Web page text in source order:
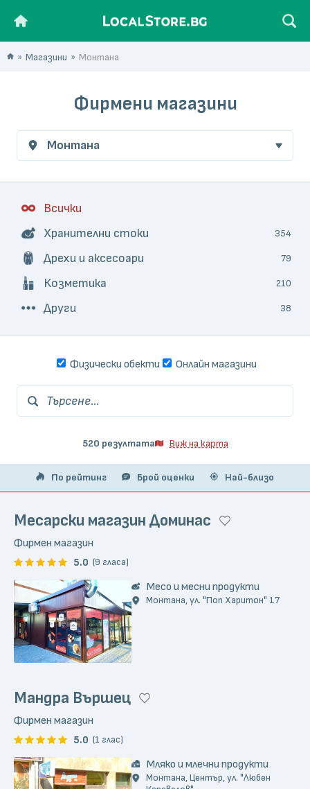
Магазини Монтана
Фирмени магазини
Монтана
Всички
Хранителни стоки
354
Дрехи и аксесоари 79
Козметика 210
Други 38
Физически обекти Онлайн магазини
Търсене...
520 резултата Виж на карта
По рейтинг Брой оценки Най-близо
Месарски магазин Доминас
Фирмен магазин
5.0 (9 гласа)
Месо и месни продукти
Монтана, ул. "Поп Харитон" 17
Мандра Вършец
Фирмен магазин
5.0 (1 глас)
Мляко и млечни продукти
Монтана, Център, ул. "Любен